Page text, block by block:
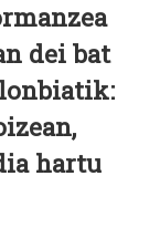
dei bat
hartu